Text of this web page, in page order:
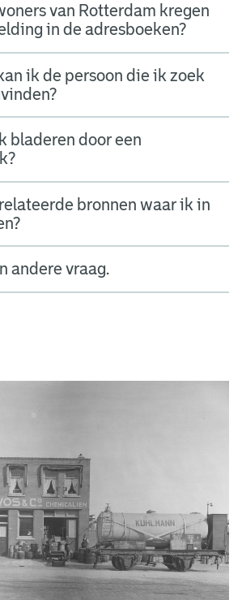
van Rotterdam kregen
in de adresboeken?
ik de persoon die ik zoek
bladeren door een
bronnen waar ik in
andere vraag.